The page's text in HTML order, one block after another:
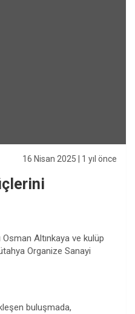
16 Nisan 2025 | 1 yıl önce
Altınkaya ve kulüp
Organize Sanayi
buluşmada,